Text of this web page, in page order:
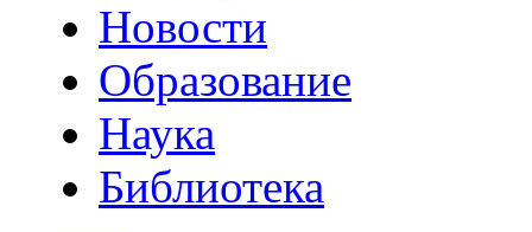
Новости
Образование
Наука
Библиотека